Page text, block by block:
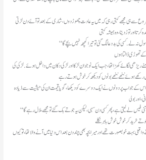
سے ہی مجهے کہتی رہی کہ میں یہ عادت چهوڑ دوں ،شاری کے بعد تو آئے دن لڑتی
لگائے کهڑا تها ،جب ایک نوجوان لڑکا اور لڑکی دکان میں داخل ہوئے .لڑکی کی
بہت خوبصورت تهے اور میرا بچہ بهی چند دن بعد اس دنیا میں آنے والا تها ، تو کیوں